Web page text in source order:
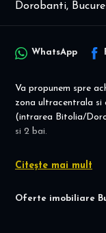
Dorobanti,
Oferte imobiliare
WhatsApp
Va propunem spre
zona ultracentrala si
(intrarea Bitolia/
si 2 bai.
compartimentare
Accesul este unul
Citește mai mult